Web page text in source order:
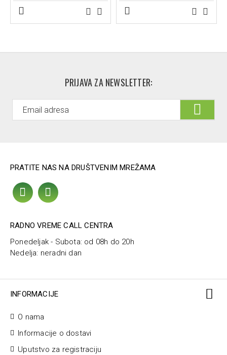
mg, mangan 4 mg, hrom-pikolinat 25 μg, folna kiselina
200 μg, vitamin D3 12,5 μg.
PRIJAVA ZA NEWSLETTER:
PRATITE NAS NA DRUŠTVENIM MREŽAMA
RADNO VREME CALL CENTRA
Ponedeljak - Subota: od 08h do 20h
Nedelja: neradni dan
INFORMACIJE
O nama
Informacije o dostavi
Uputstvo za registraciju